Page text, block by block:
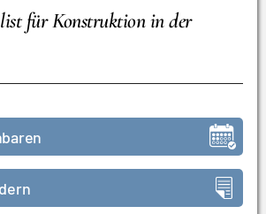
für Konstruktion in der